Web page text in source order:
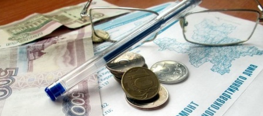
Перейти к основному содержанию